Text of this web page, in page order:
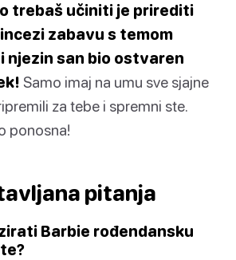
trebaš učiniti je prirediti
zabavu s temom
njezin san bio ostvaren
Samo imaj na umu sve sjajne
za tebe i spremni ste.
ponosna!
pitanja
Barbie rođendansku